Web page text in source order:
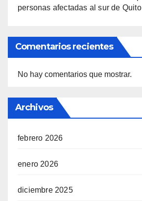
personas afectadas al sur de Quito
Comentarios recientes
No hay comentarios que mostrar.
Archivos
febrero 2026
enero 2026
diciembre 2025